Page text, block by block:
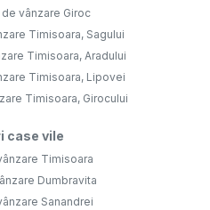
vânzare Giroc
Timisoara, Sagului
Timisoara, Aradului
Timisoara, Lipovei
Timisoara, Girocului
case vile
Timisoara
Dumbravita
Sanandrei